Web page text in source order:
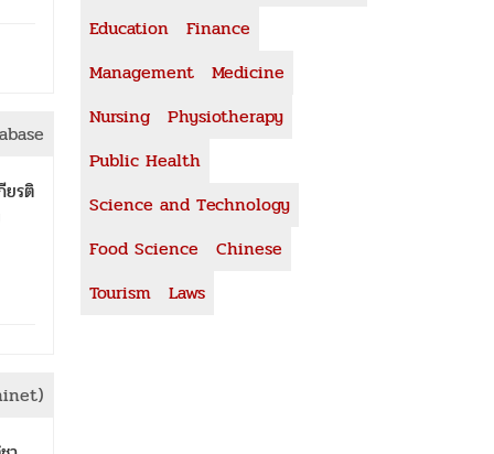
ยรติ
Education
Finance
Management
Medicine
Nursing
Physiotherapy
Public Health
Science and Technology
Food Science
Chinese
Tourism
Laws